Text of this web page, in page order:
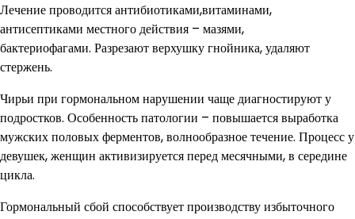
Лечение проводится антибиотиками,витаминами,
антисептиками местного действия – мазями,
бактериофагами. Разрезают верхушку гнойника, удаляют
стержень.
Чирьи при гормональном нарушении чаще диагностируют у
подростков. Особенность патологии – повышается выработка
мужских половых ферментов, волнообразное течение. Процесс у
девушек, женщин активизируется перед месячными, в середине
цикла.
Гормональный сбой способствует производству избыточного